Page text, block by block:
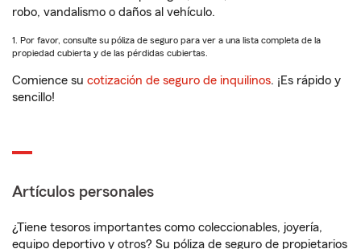
robo, vandalismo o daños al vehículo.
1. Por favor, consulte su póliza de seguro para ver a una lista completa de la
propiedad cubierta y de las pérdidas cubiertas.
Comience su cotización de seguro de inquilinos. ¡Es rápido y
sencillo!
Artículos personales
¿Tiene tesoros importantes como coleccionables, joyería,
equipo deportivo y otros? Su póliza de seguro de propietarios